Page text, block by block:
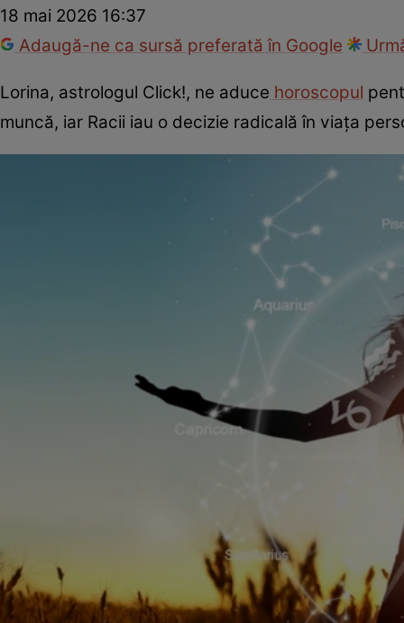
18 mai 2026 16:37
Adaugă-ne ca sursă preferată în Google
Lorina, astrologul Click!, ne aduce horoscopul
muncă, iar Racii iau o decizie radicală în viața